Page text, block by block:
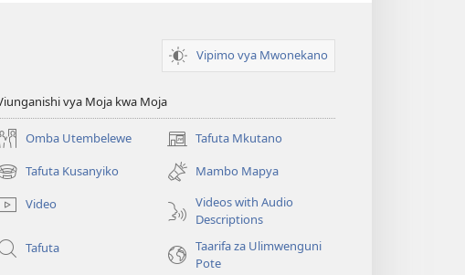
Vipimo vya Mwonekano
vya Moja kwa Moja
Omba Utembelewe Tafuta Mkutano
(opens
new
window)
Tafuta Kusanyiko
Mambo Mapya
Video
Videos with Audio
Descriptions
Tafuta
Taarifa za Ulimwenguni
Pote